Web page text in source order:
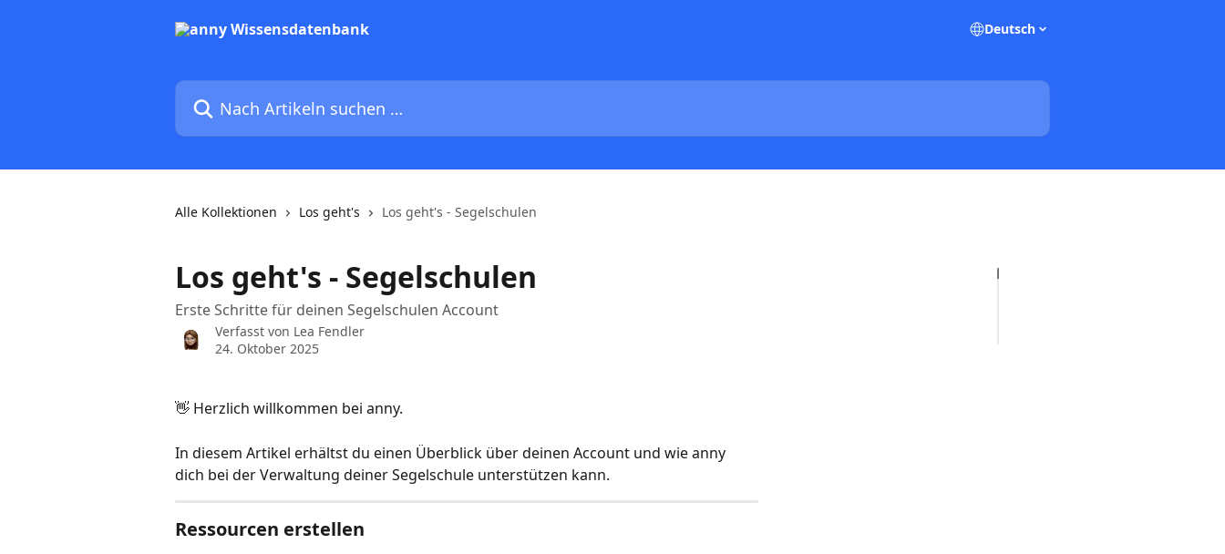
Deutsch
Nach Artikeln suchen …
Alle Kollektionen Los geht's Los geht's - Segelschulen
Los geht's - Segelschulen
Erste Schritte für deinen Segelschulen Account
Verfasst von Lea Fendler
24. Oktober 2025
👋 Herzlich willkommen bei anny.
In diesem Artikel erhältst du einen Überblick über deinen Account und wie anny
dich bei der Verwaltung deiner Segelschule unterstützen kann.
Ressourcen erstellen